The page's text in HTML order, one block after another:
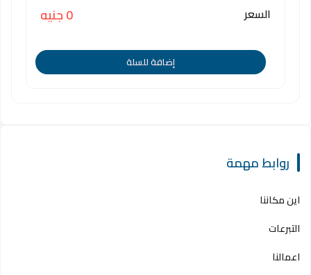
السعر 0 جنيه
إضافة للسلة
روابط مهمة
اين مكاننا
التبرعات
اعمالنا